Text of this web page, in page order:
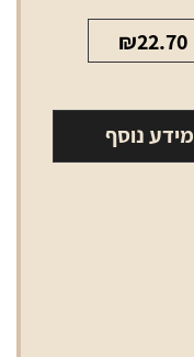
₪22.70
מידע נוסף